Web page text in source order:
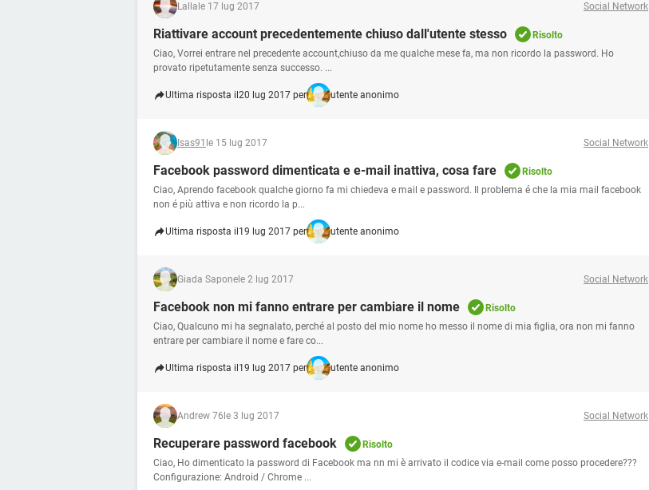
Lalla le 17 lug 2017 Social Network
Riattivare account precedentemente chiuso dall'utente stesso
Risolto
Ciao, Vorrei entrare nel precedente account,chiuso da me qualche mese fa, ma non ricordo la password. Ho
provato ripetutamente senza successo. ...
Ultima risposta il 20 lug 2017 per utente anonimo
Isas91 le 15 lug 2017 Social Network
Facebook password dimenticata e e-mail inattiva, cosa fare
Risolto
Ciao, Aprendo facebook qualche giorno fa mi chiedeva e mail e password. Il problema é che la mia mail facebook
non é più attiva e non ricordo la p...
Ultima risposta il 19 lug 2017 per utente anonimo
Giada Sapone le 2 lug 2017 Social Network
Facebook non mi fanno entrare per cambiare il nome
Risolto
Ciao, Qualcuno mi ha segnalato, perché al posto del mio nome ho messo il nome di mia figlia, ora non mi fanno
entrare per cambiare il nome e fare co...
Ultima risposta il 19 lug 2017 per utente anonimo
Andrew 76 le 3 lug 2017 Social Network
Recuperare password facebook
Risolto
Ciao, Ho dimenticato la password di Facebook ma nn mi è arrivato il codice via e-mail come posso procedere???
Configurazione: Android / Chrome ...